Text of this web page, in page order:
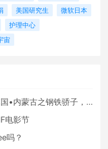
美国研究生
微软日本
护理中心
宙
内蒙古之钢铁骄子，魅力包头
电影节
吗？